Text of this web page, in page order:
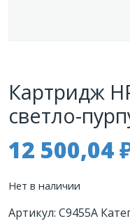
Картридж
светло-
12 500,04
Нет в наличии
Артикул: C9455A